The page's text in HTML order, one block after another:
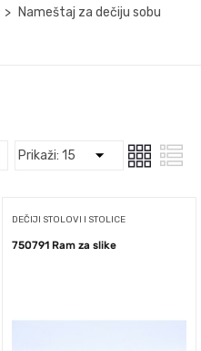
Nameštaj za dečiju sobu
DEČIJI STOLOVI I STOLICE
750791 Ram za slike